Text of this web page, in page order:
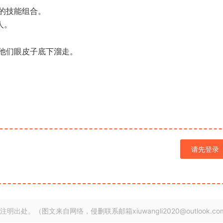
能组合。
眼皮子底下溜走。
请先登录
明出处。（图文来自网络，侵删联系邮箱